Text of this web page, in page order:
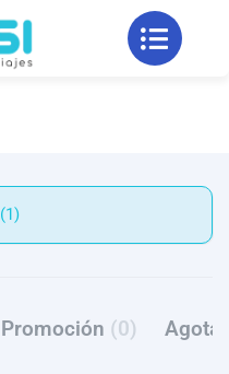
Filters (1)
Promoción (0)